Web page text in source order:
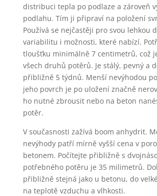
distribuci tepla po podlaze a zároveň
podlahu. Tím ji připraví na položení
Používá se nejčastěji pro svou lehkou
variabilitu i možnosti, které nabízí.
tloušťku minimálně 7 centimetrů, což
všech druhů potěrů. Je stálý, pevný a
přibližně 5 týdnů. Menší nevýhodou
jeho povrch je po uložení značně
ho nutné zbrousit nebo na beton
potěr.
V současnosti zažívá boom anhydrit.
nevýhody patří mírně vyšší cena v
betonem. Počítejte přibližně s
potřebného potěru je 35 milimetrů.
přibližně stejná jako u betonu, do
na teplotě vzduchu a vlhkosti.